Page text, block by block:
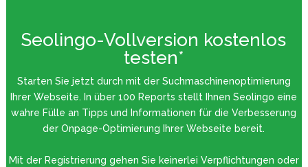
Seolingo-Vollversion kostenlos
testen*
Starten Sie jetzt durch mit der Suchmaschinenoptimierung
Ihrer Webseite. In über 100 Reports stellt Ihnen Seolingo eine
wahre Fülle an Tipps und Informationen für die Verbesserung
der Onpage-Optimierung Ihrer Webseite bereit.
Mit der Registrierung gehen Sie keinerlei Verpflichtungen oder